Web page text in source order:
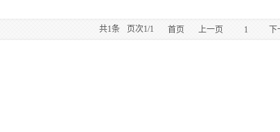
共1条 页次1/1 首页 上一页 1 下